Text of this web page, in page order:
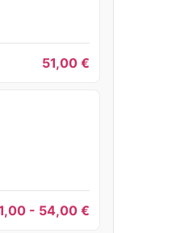
51,00 €
- 54,00€